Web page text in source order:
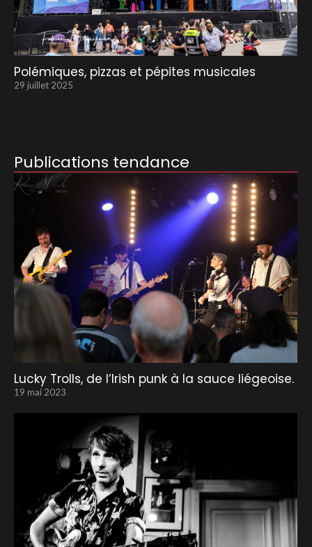
Polémiques, pizzas et pépites musicales
29 juillet 2025
Publications tendance
Lucky Trolls, de l’Irish punk à la sauce liégeoise.
19 mai 2023